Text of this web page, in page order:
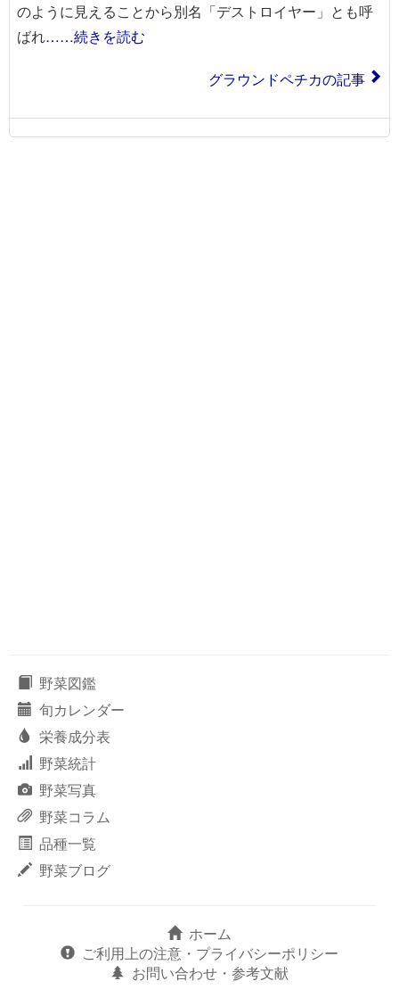
のように見えることから別名「デストロイヤー」とも呼
ばれ……続きを読む
グラウンドペチカの記事
野菜図鑑
旬カレンダー
栄養成分表
野菜統計
野菜写真
野菜コラム
品種一覧
野菜ブログ
ホーム
ご利用上の注意・プライバシーポリシー
お問い合わせ・参考文献